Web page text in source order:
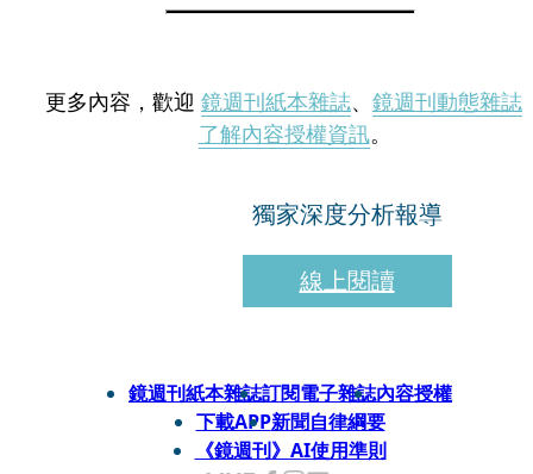
更多內容，歡迎 鏡週刊紙本雜誌、 鏡週刊動態雜誌
了解內容授權資訊。
獨家深度分析報導
線上閱讀
鏡週刊紙本雜誌訂閱電子雜誌內容授權
下載APP新聞自律綱要
《鏡週刊》AI使用準則